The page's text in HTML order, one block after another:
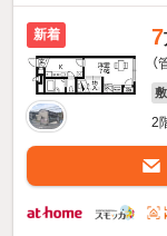
新着 7
敷
2